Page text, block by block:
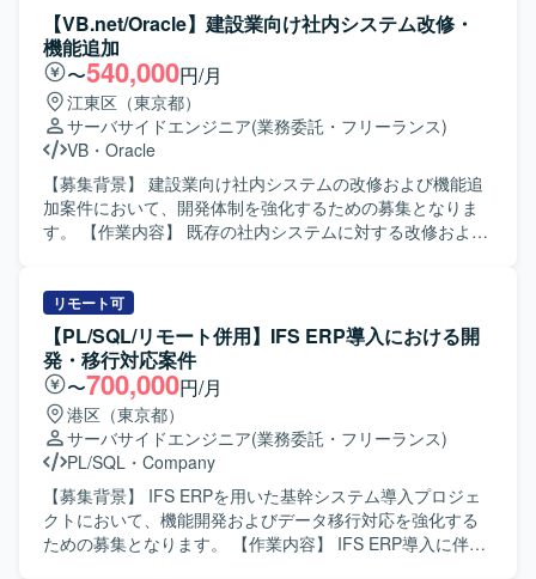
ステム環境での開発・保守となります。Oracle関連技術を
利用したシステムが想定されます。
テムの開発業務をご担当いただきます。カルテベンダーか
ら提供される連携仕様に基づき、連携システムの設定を行
い、正しく動作しているかを確認いたします。設定のみで
は対応しきれないケースにおいては、プログラム修正を行
い仕様どおりの連携を実現していただきます。また、稼働
施設で連携処理に関する問い合わせが発生した際には、ロ
グやデータを確認しながら原因調査および対応方針の検討
を実施していただきます。 【求める人物像】 複数の病院を
同時に担当するため、作業の優先順位を自ら整理し、必要
に応じて周囲と相談しながら進められる方を求めておりま
にエスカレーションや相談ができる方が望ましいです。デ
ータ連携のテストなど単調になりがちな作業に対しても、
着実かつ丁寧に継続して取り組める方を歓迎いたします。
【ポジションの魅力】 医療現場を支える基幹システムのデ
ータ連携に携わることで、医療業務の効率化や安全性向上
に直接貢献できるポジションです。電子カルテや各種部門
システムとの連携仕様に深く関わることで、医療情報シス
テム特有のデータ構造や業務フローへの理解を深めること
ができます。また、複数施設を担当することで、さまざま
な運用形態や要望に触れながら、要件解釈力やトラブルシ
ューティング能力を伸ばすことができます。 【開発環境】
【VB.net/Oracle】建設業向け社内システム改修・
機能追加
〜540,000円/月
江東区（東京都）
サーバサイドエンジニア(業務委託・フリーランス)
VB ・ Oracle
【募集背景】 建設業向け社内システムの改修および機能追
加案件において、開発体制を強化するための募集となりま
す。 【作業内容】 既存の社内システムに対する改修および
していただきます。また、必要に応じて顧客との打ち合わ
せに同席し、要件や仕様の確認を行っていただきます。
【求める人物像】 担当する業務範囲を主体的に遂行でき、
関係者とのコミュニケーションを取りながら進行できる方
を求めております。仕様や要件の変化にも柔軟に対応し、
責任感を持って品質確保に取り組んでいただける方が望ま
しいです。 【ポジションの魅力】 既存システムの改修・機
能追加を通じて、業務理解を深めながら上流から下流まで
一連の工程に関わることができます。顧客との打ち合わせ
に同席する機会もあり、要件把握から実装・試験まで一貫
した経験を積むことができます。 【開発環境】
リモート可
【PL/SQL/リモート併用】IFS ERP導入における開
発・移行対応案件
〜700,000円/月
港区（東京都）
サーバサイドエンジニア(業務委託・フリーランス)
PL/SQL ・ Company
【募集背景】 IFS ERPを用いた基幹システム導入プロジェ
クトにおいて、機能開発およびデータ移行対応を強化する
ための募集となります。 【作業内容】 IFS ERP導入に伴う